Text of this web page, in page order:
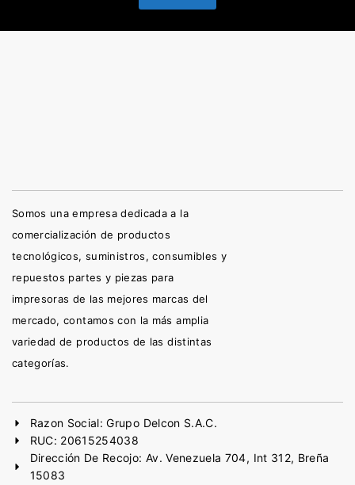
Somos una empresa dedicada a la
comercialización de productos
tecnológicos, suministros, consumibles y
repuestos partes y piezas para
impresoras de las mejores marcas del
mercado, contamos con la más amplia
variedad de productos de las distintas
categorías.
Razon Social: Grupo Delcon S.A.C.
RUC: 20615254038
Dirección De Recojo: Av. Venezuela 704, Int 312, Breña
15083